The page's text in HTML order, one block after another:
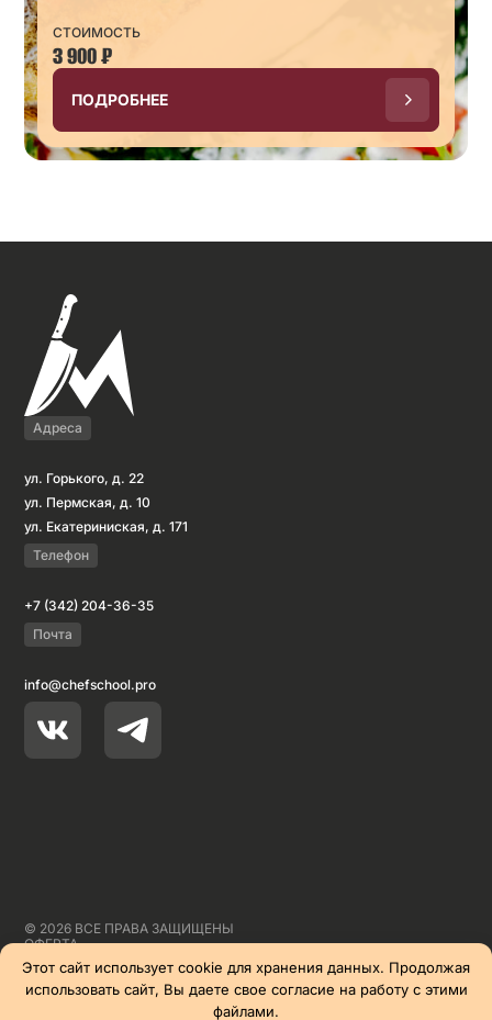
СТОИМОСТЬ
3 900₽
ПОДРОБНЕЕ
Адреса
ул. Горького, д. 22
ул. Пермская, д. 10
ул. Екатериниская, д. 171
Телефон
+7 (342) 204-36-35
Почта
info@chefschool.pro
© 2026 ВСЕ ПРАВА ЗАЩИЩЕНЫ
ОФЕРТА
СПОСОБЫ ОПЛАТЫ
СОГЛАШЕНИЕ
ПОЛИТИКА
Этот сайт использует cookie для хранения данных. Продолжая
использовать сайт, Вы даете свое согласие на работу с этими
файлами.